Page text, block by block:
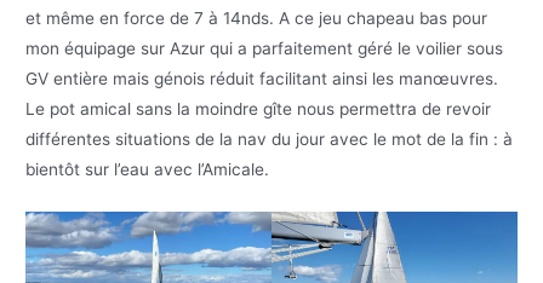
et même en force de 7 à 14nds. A ce jeu chapeau bas pour
mon équipage sur Azur qui a parfaitement géré le voilier sous
GV entière mais génois réduit facilitant ainsi les manœuvres.
Le pot amical sans la moindre gîte nous permettra de revoir
différentes situations de la nav du jour avec le mot de la fin : à
bientôt sur l’eau avec l’Amicale.